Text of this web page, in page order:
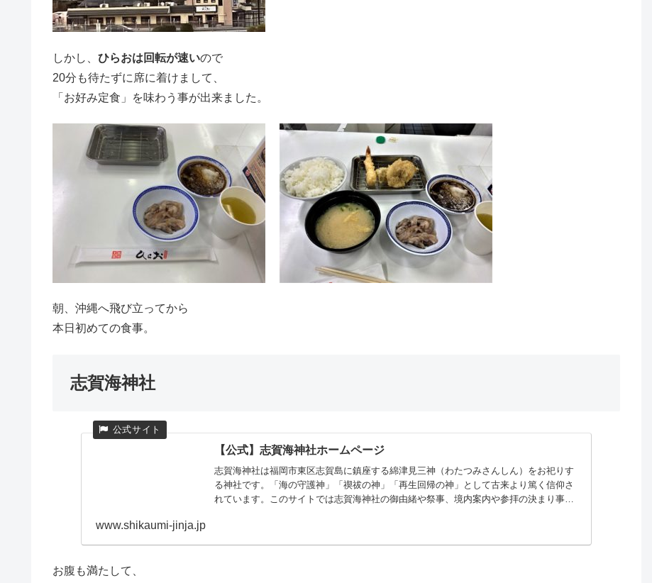
しかし、 ひらおは回転が速いので
20分も待たずに席に着けまして、
「お好み定食」を味わう事が出来ました。
朝、沖縄へ飛び立ってから
本日初めての食事。
志賀海神社
【公式】志賀海神社ホームページ
志賀海神社は福岡市東区志賀島に鎮座する綿津見三神（わたつみさんしん）をお祀りす
る神社です。「海の守護神」「禊祓の神」「再生回帰の神」として古来より篤く信仰さ
れています。このサイトでは志賀海神社の御由緒や祭事、境内案内や参拝の決まり事な
www.shikaumi-jinja.jp
お腹も満たして、